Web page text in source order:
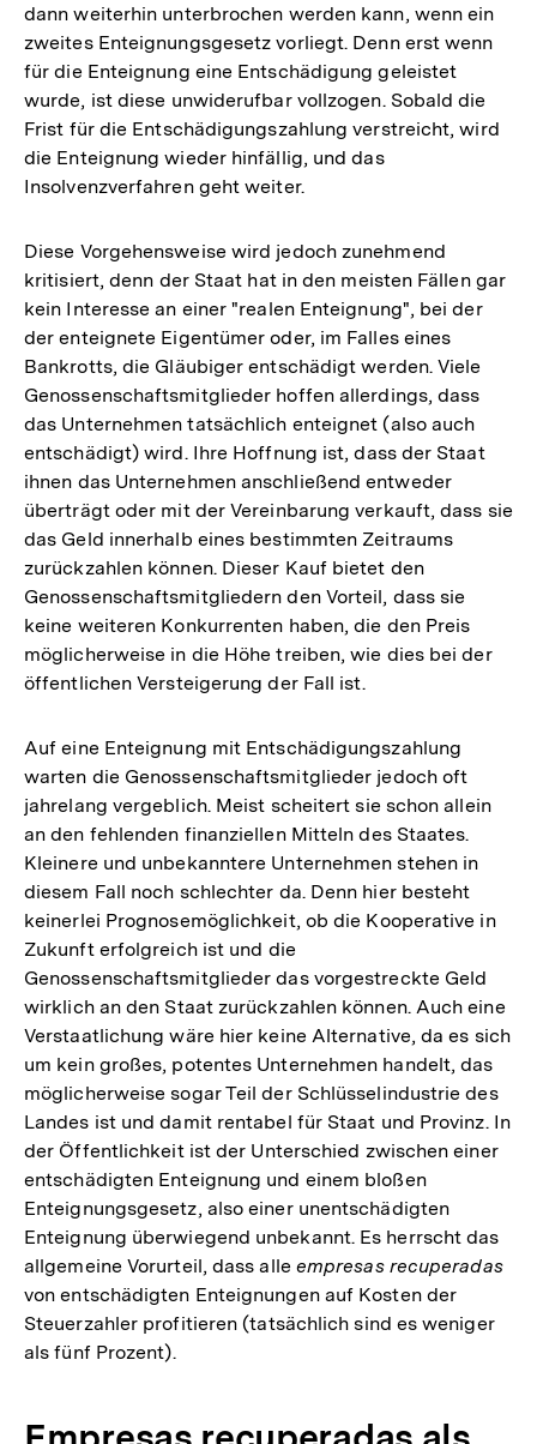
dann weiterhin unterbrochen werden kann, wenn ein
zweites Enteignungsgesetz vorliegt. Denn erst wenn
für die Enteignung eine Entschädigung geleistet
wurde, ist diese unwiderufbar vollzogen. Sobald die
Frist für die Entschädigungszahlung verstreicht, wird
die Enteignung wieder hinfällig, und das
Insolvenzverfahren geht weiter.
Diese Vorgehensweise wird jedoch zunehmend
kritisiert, denn der Staat hat in den meisten Fällen gar
kein Interesse an einer "realen Enteignung", bei der
der enteignete Eigentümer oder, im Falles eines
Bankrotts, die Gläubiger entschädigt werden. Viele
Genossenschaftsmitglieder hoffen allerdings, dass
das Unternehmen tatsächlich enteignet (also auch
entschädigt) wird. Ihre Hoffnung ist, dass der Staat
ihnen das Unternehmen anschließend entweder
überträgt oder mit der Vereinbarung verkauft, dass sie
das Geld innerhalb eines bestimmten Zeitraums
zurückzahlen können. Dieser Kauf bietet den
Genossenschaftsmitgliedern den Vorteil, dass sie
keine weiteren Konkurrenten haben, die den Preis
möglicherweise in die Höhe treiben, wie dies bei der
öffentlichen Versteigerung der Fall ist.
Auf eine Enteignung mit Entschädigungszahlung
warten die Genossenschaftsmitglieder jedoch oft
jahrelang vergeblich. Meist scheitert sie schon allein
an den fehlenden finanziellen Mitteln des Staates.
Kleinere und unbekanntere Unternehmen stehen in
diesem Fall noch schlechter da. Denn hier besteht
keinerlei Prognosemöglichkeit, ob die Kooperative in
Zukunft erfolgreich ist und die
Genossenschaftsmitglieder das vorgestreckte Geld
wirklich an den Staat zurückzahlen können. Auch eine
Verstaatlichung wäre hier keine Alternative, da es sich
um kein großes, potentes Unternehmen handelt, das
möglicherweise sogar Teil der Schlüsselindustrie des
Landes ist und damit rentabel für Staat und Provinz. In
der Öffentlichkeit ist der Unterschied zwischen einer
entschädigten Enteignung und einem bloßen
Enteignungsgesetz, also einer unentschädigten
Enteignung überwiegend unbekannt. Es herrscht das
allgemeine Vorurteil, dass alle empresas recuperadas
von entschädigten Enteignungen auf Kosten der
Steuerzahler profitieren (tatsächlich sind es weniger
als fünf Prozent).